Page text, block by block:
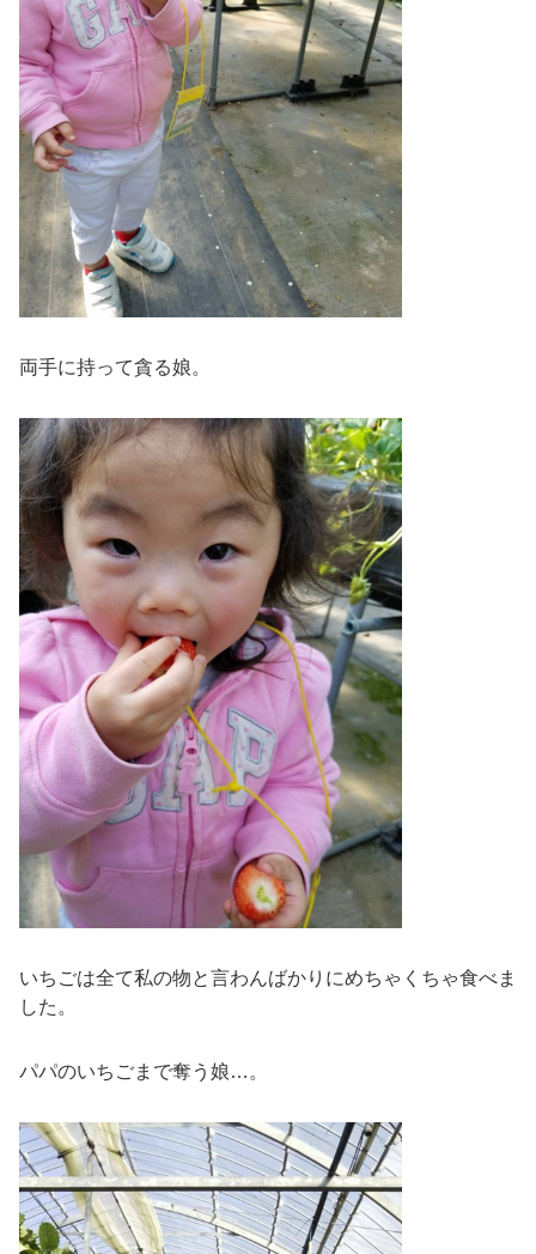
両手に持って貪る娘。
いちごは全て私の物と言わんばかりにめちゃくちゃ食べま
した。
パパのいちごまで奪う娘…。